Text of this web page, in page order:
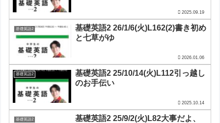
2025.09.19
基礎英語2
基礎英語2 26/1/6(火)L162(2)書き初め
と七草がゆ
2026.01.06
基礎英語2
基礎英語2 25/10/14(火)L112引っ越し
のお手伝い
2025.10.14
基礎英語2
基礎英語2 25/9/2(火)L82大事だよ、